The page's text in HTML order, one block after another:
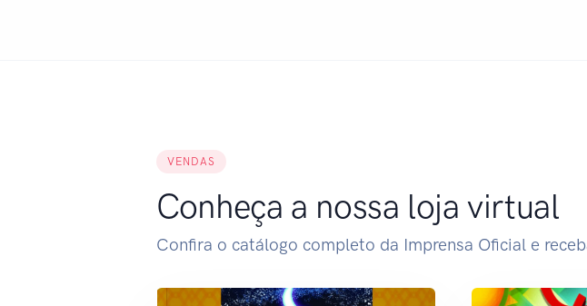
VENDAS
Conheça a nossa loja virtual
Confira o catálogo completo da Imprensa Oficial e